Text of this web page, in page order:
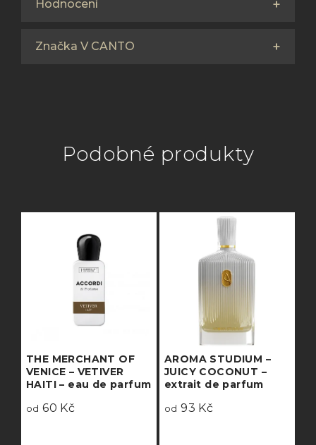
Hodnocení
Značka V CANTO
Podobné produkty
THE MERCHANT OF
VENICE – VETIVER
HAITI – eau de parfum
od 60 Kč
AROMA STUDIUM –
JUICY COCONUT –
extrait de parfum
od 93 Kč